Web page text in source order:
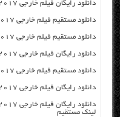
دانلود رایگان فیلم خارجی Eloise 2017 با لینک مستقیم
دانلود مستقیم فیلم خارجی Essex Heist 2017 از سرور سایت
دانلود مستقیم فیلم خارجی Get the Girl 2017 از سرور سایت
دانلود رایگان فیلم خارجی iBoy 2017 با لینک مستقیم
دانلود مستقیم فیلم خارجی Justice League Dark 2017 از سرور سایت
دانلود رایگان فیلم خارجی Split 2017 با لینک مستقیم
لینک مستقیم